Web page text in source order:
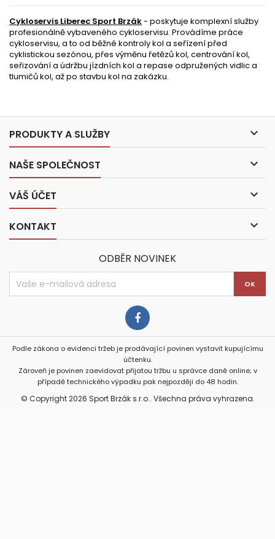
Cykloservis Liberec Sport Brzák- poskytuje komplexní služby
profesionálně vybaveného cykloservisu. Provádíme práce
cykloservisu, a to od běžné kontroly kol a seřízení před
cyklistickou sezónou, přes výměnu řetězů kol, centrování kol,
seřizování a údržbu jízdních kol a repase odpružených vidlic a
tlumičů kol, až po stavbu kol na zakázku.
PRODUKTY A SLUŽBY 
NAŠE SPOLEČNOST 
VÁŠ ÚČET 
KONTAKT 
ODBĚR NOVINEK
Podle zákona o evidenci tržeb je prodávající povinen vystavit kupujícímu
účtenku.
Zároveň je povinen zaevidovat přijatou tržbu u správce daně online; v
případě technického výpadku pak nejpozději do 48 hodin.
© Copyright 2026 Sport Brzák s.r.o.. Všechna práva vyhrazena.